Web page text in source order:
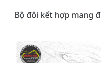
Bộ đôi kết hợp mang